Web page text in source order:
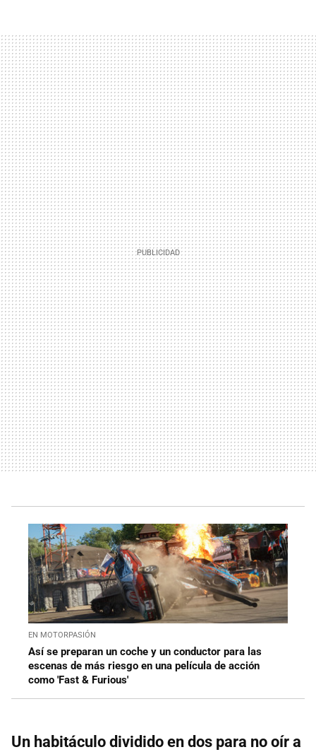
EN MOTORPASIÓN
Así se preparan un coche y un conductor para las
escenas de más riesgo en una película de acción
como 'Fast & Furious'
Un habitáculo dividido en dos para no oír a